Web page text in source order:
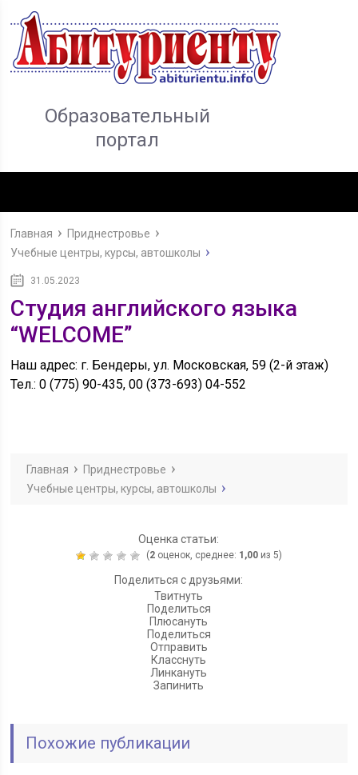
Образовательный
портал
Главная
Приднестровье
Учебные центры, курсы, автошколы
31.05.2023
Студия английского языка
“WELCOME”
Наш адрес: г. Бендеры, ул. Московская, 59 (2-й этаж)
Тел.: 0 (775) 90-435, 00 (373-693) 04-552
Главная
Приднестровье
Учебные центры, курсы, автошколы
Оценка статьи:
(2оценок, среднее: 1,00из 5)
Поделиться с друзьями:
Твитнуть
Поделиться
Плюсануть
Поделиться
Отправить
Класснуть
Линкануть
Запинить
Похожие публикации